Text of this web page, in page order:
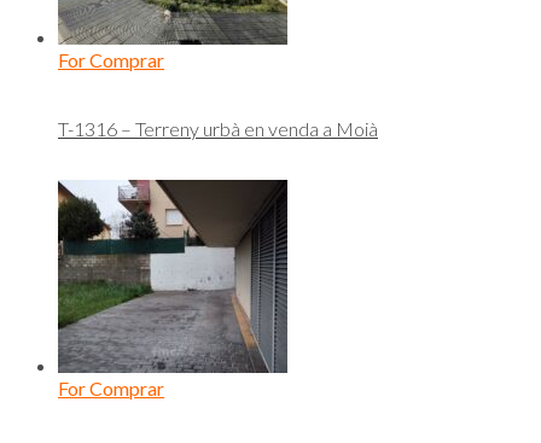
For Comprar
T-1316 – Terreny urbà en venda a Moià
For Comprar